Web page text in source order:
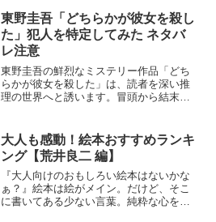
東野圭吾「どちらかが彼女を殺し
た」犯人を特定してみた ネタバ
レ注意
東野圭吾の鮮烈なミステリー作品「どち
らかが彼女を殺した」は、読者を深い推
理の世界へと誘います。冒頭から結末ま
野圭吾ファンなら誰もが頭を悩ませるポ
イントです。この記事では...
大人も感動！絵本おすすめランキ
ング【荒井良二 編】
『大人向けのおもしろい絵本はないかな
ぁ？』絵本は絵がメイン。だけど、そこ
に書いてある少ない言葉。純粋な心を持